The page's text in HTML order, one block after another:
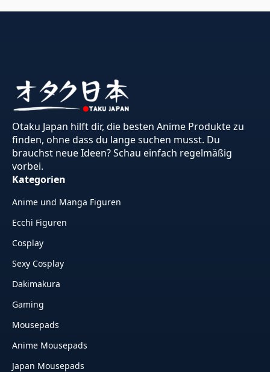
Otaku Japan hilft dir, die besten Anime Produkte zu
finden, ohne dass du lange suchen musst. Du
brauchst neue Ideen? Schau einfach regelmäßig
vorbei.
Kategorien
Anime und Manga Figuren
Ecchi Figuren
Cosplay
Sexy Cosplay
Dakimakura
Gaming
Mousepads
Anime Mousepads
Japan Mousepads